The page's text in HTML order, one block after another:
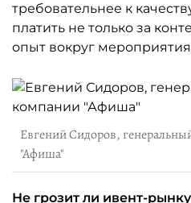
требовательнее к
платить не только за
опыт вокруг
Евгений Сидоров,
"Афиша"
Не грозит ли ивент-